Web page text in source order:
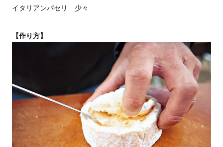
イタリアンパセリ 少々
【作り方】